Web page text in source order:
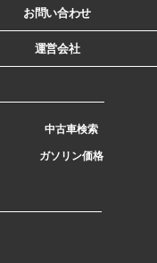
お問い合わせ
運営会社
中古車検索
ガソリン価格